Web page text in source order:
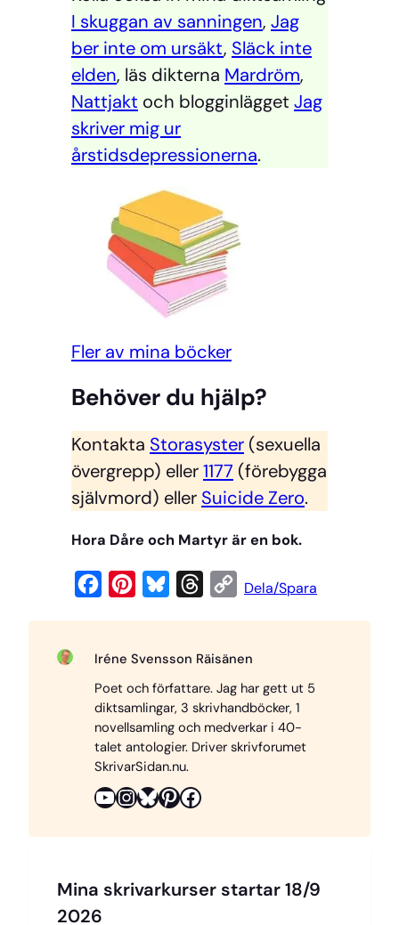
I skuggan av sanningen, Jag
ber inte om ursäkt, Släck inte
elden, läs dikterna Mardröm,
Nattjakt och blogginlägget Jag
skriver mig ur
årstidsdepressionerna.
Fler av mina böcker
Behöver du hjälp?
Kontakta Storasyster (sexuella
övergrepp) eller1177 (förebygga
självmord) eller Suicide Zero.
Hora Dåre och Martyr är en bok.
e
b
o
o
k
t
e
r
e
s
t
e
s
k
y
e
a
d
s
C
y
L
i
n
Dela/Spara
Iréne Svensson Räisänen
Poet och författare. Jag har gett ut 5
diktsamlingar, 3 skrivhandböcker, 1
novellsamling och medverkar i 40-
talet antologier. Driver skrivforumet
SkrivarSidan.nu.
YouTube InstagramBluesky Pinterest Facebook
Mina skrivarkurser startar 18/9
2026